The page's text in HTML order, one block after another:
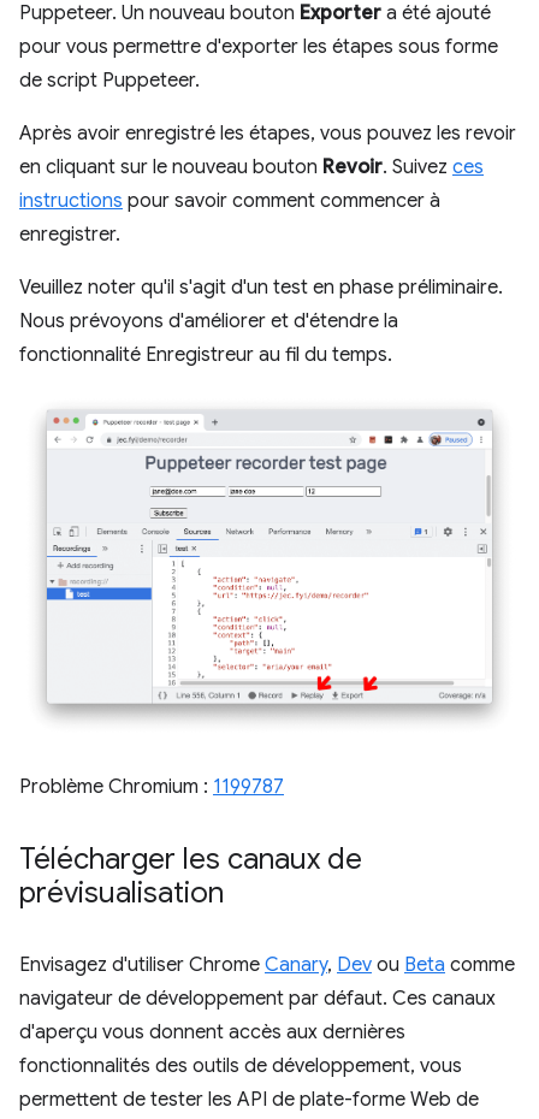
Puppeteer. Un nouveau bouton Exporter a été ajouté
pour vous permettre d'exporter les étapes sous forme
de script Puppeteer.
Après avoir enregistré les étapes, vous pouvez les revoir
en cliquant sur le nouveau bouton Revoir. Suivez ces
instructions pour savoir comment commencer à
enregistrer.
Veuillez noter qu'il s'agit d'un test en phase préliminaire.
Nous prévoyons d'améliorer et d'étendre la
fonctionnalité Enregistreur au fil du temps.
Problème Chromium : 1199787
Télécharger les canaux de
prévisualisation
Envisagez d'utiliser Chrome Canary, Dev ou Beta comme
navigateur de développement par défaut. Ces canaux
d'aperçu vous donnent accès aux dernières
fonctionnalités des outils de développement, vous
permettent de tester les API de plate-forme Web de